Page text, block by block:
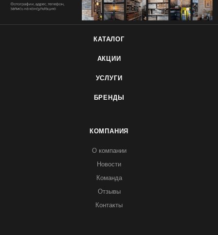
КАТАЛОГ
АКЦИИ
УСЛУГИ
БРЕНДЫ
КОМПАНИЯ
О компании
Новости
Команда
Отзывы
Контакты